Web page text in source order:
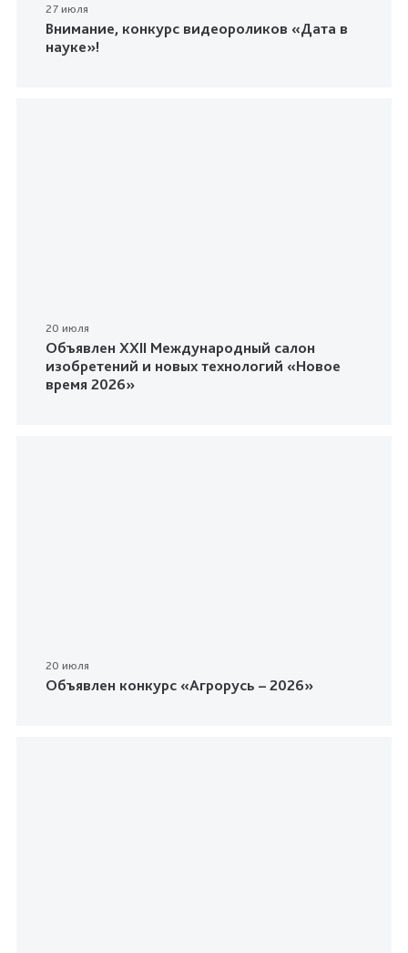
27 июля
Внимание, конкурс видеороликов «Дата в
науке»!
20 июля
Объявлен XXII Международный салон
изобретений и новых технологий «Новое
время 2026»
20 июля
Объявлен конкурс «Агрорусь – 2026»